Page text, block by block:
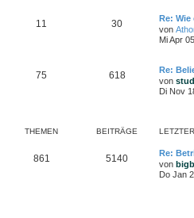
11 30
Re:
von
Mi Apr
75 618
Re:
von
Di Nov
THEMEN BEITRÄGE
861 5140
Re:
von
Do Jan